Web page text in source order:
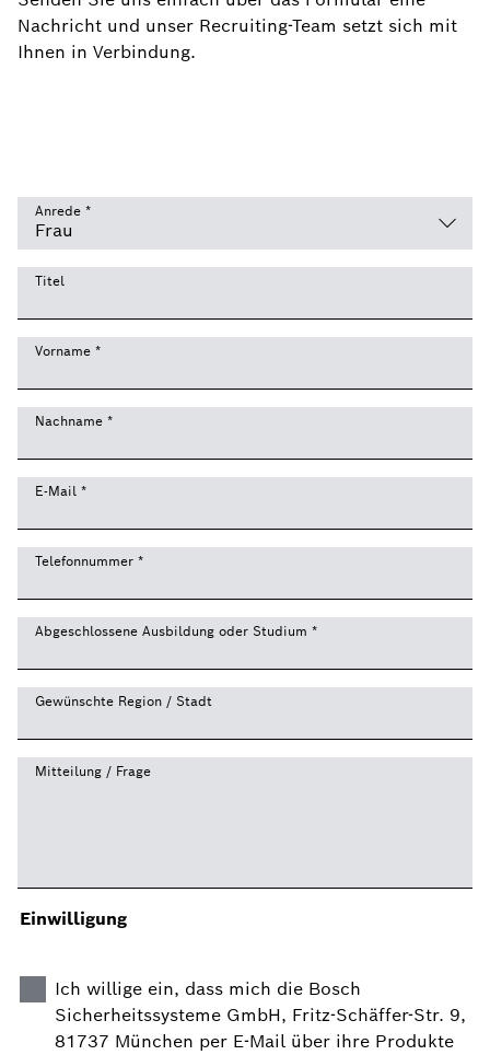
Nachricht und unser Recruiting-Team setzt sich mit
Ihnen in Verbindung.
Anrede *
Titel
Vorname *
Nachname *
E-Mail *
Telefonnummer *
Abgeschlossene Ausbildung oder Studium *
Gewünschte Region / Stadt
Mitteilung / Frage
Einwilligung
Ich willige ein, dass mich die Bosch
Sicherheitssysteme GmbH, Fritz-Schäffer-Str. 9,
81737 München per E-Mail über ihre Produkte